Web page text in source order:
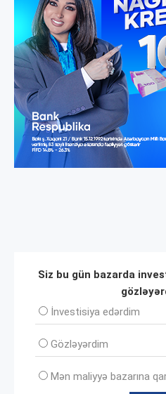
Siz bu gün bazarda
İnvеstisiya edərdim
Gözləyərdim
Mən maliyyə bazarına